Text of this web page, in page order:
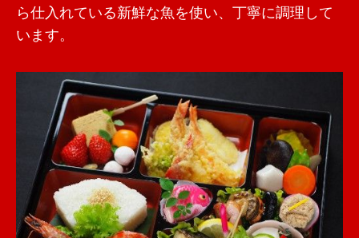
ら仕入れている新鮮な魚を使い、丁寧に調理して
います。